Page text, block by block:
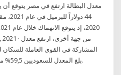
معدل البطالة ارتفع في مصر يتوقع
بلغ المعدل للسعوديين 59,5% مقارنة بالربع الثاني من العام 2020.